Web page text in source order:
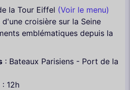
la Tour Eiffel (Voir le menu)
croisière sur la Seine
emblématiques depuis la
: Bateaux Parisiens - Port de la
: 12h